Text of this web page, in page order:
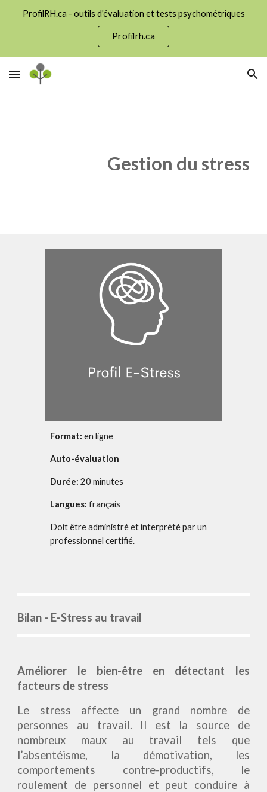
Skip to navigation
ProfilRH.ca - outils d'évaluation et tests psychométriques
Profilrh.ca
Gestion du stress
Format:en ligne
Auto-évaluation
Durée:20 minutes
Langues:français
Doit être administré et interprété par un
professionnel certifié.
Bilan - E-Stress au travail
Améliorer le bien-être en détectant les
facteurs de stress
Le stress affecte un grand nombre de
personnes au travail. Il est la source de
nombreux maux au travail tels que
l’absentéisme, la démotivation, les
comportements contre-productifs, le
roulement de personnel et peut conduire à